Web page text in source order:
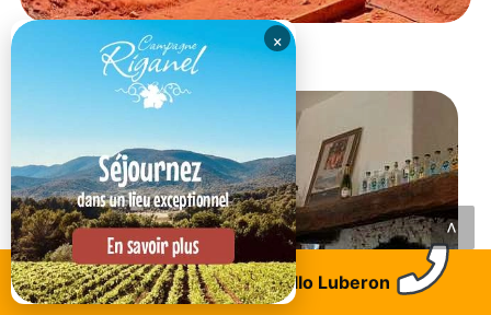
RESTAURANT DU MOMENT
Trouvez un logement Allo Luberon
×
<